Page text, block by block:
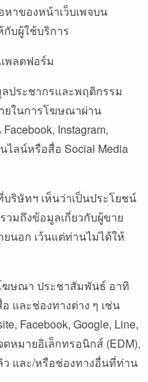
าของหน้าเว็บเพจบน
กับผู้ใช้บริการ
พลตฟอร์ม
ประชากรและพฤติกรรม
ยในการโฆษณาผ่าน
Instagram,
ไลน์หรือสื่อ Social Media
ริษัทฯ เห็นว่าเป็นประโยชน์
มถึงข้อมูลเกี่ยวกับผู้ขาย
นอก เว้นแต่ท่านไม่ได้ให้
ฆษณา ประชาสัมพันธ์ อาทิ
และช่องทางต่าง ๆ เช่น
Facebook, Google, Line,
ดหมายอิเล็กทรอนิกส์ (EDM),
ว และ/หรือช่องทางอื่นที่ท่าน